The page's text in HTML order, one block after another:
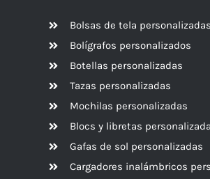
Bolsas de tela personalizadas
Bolígrafos personalizados
Botellas personalizadas
Tazas personalizadas
Mochilas personalizadas
Blocs y libretas
Gafas de sol personalizadas
Cargadores inalámbricos